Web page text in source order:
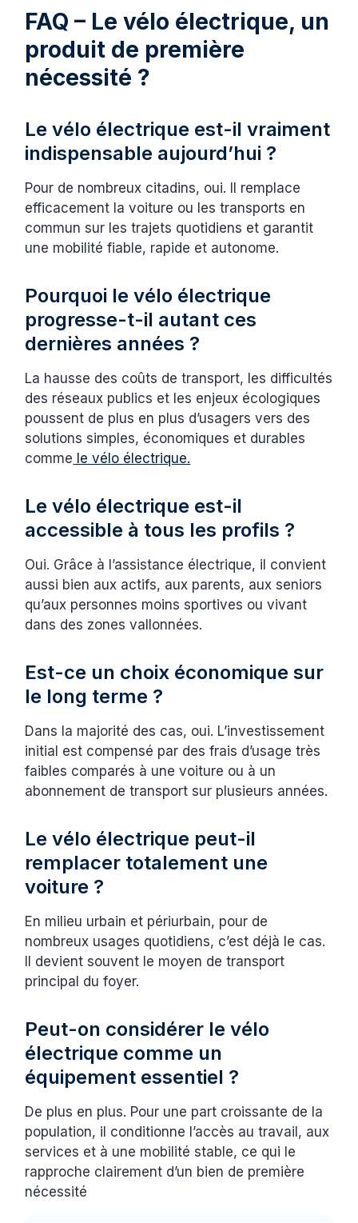
FAQ – Le vélo électrique, un
produit de première
nécessité ?
Le vélo électrique est-il vraiment
indispensable aujourd’hui ?
Pour de nombreux citadins, oui. Il remplace
efficacement la voiture ou les transports en
commun sur les trajets quotidiens et garantit
une mobilité fiable, rapide et autonome.
Pourquoi le vélo électrique
progresse-t-il autant ces
dernières années ?
La hausse des coûts de transport, les difficultés
des réseaux publics et les enjeux écologiques
poussent de plus en plus d’usagers vers des
solutions simples, économiques et durables
comme le vélo électrique.
Le vélo électrique est-il
accessible à tous les profils ?
Oui. Grâce à l’assistance électrique, il convient
aussi bien aux actifs, aux parents, aux seniors
qu’aux personnes moins sportives ou vivant
dans des zones vallonnées.
Est-ce un choix économique sur
le long terme ?
Dans la majorité des cas, oui. L’investissement
initial est compensé par des frais d’usage très
faibles comparés à une voiture ou à un
abonnement de transport sur plusieurs années.
Le vélo électrique peut-il
remplacer totalement une
voiture ?
En milieu urbain et périurbain, pour de
nombreux usages quotidiens, c’est déjà le cas.
Il devient souvent le moyen de transport
principal du foyer.
Peut-on considérer le vélo
électrique comme un
équipement essentiel ?
De plus en plus. Pour une part croissante de la
population, il conditionne l’accès au travail, aux
services et à une mobilité stable, ce qui le
rapproche clairement d’un bien de première
nécessité